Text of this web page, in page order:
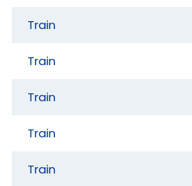
Train
Train
Train
Train
Train